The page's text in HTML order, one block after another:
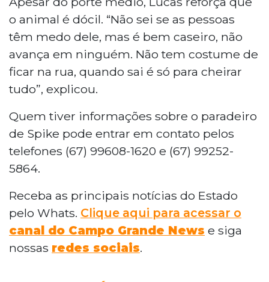
o animal é dócil. “Não sei se as pessoas
têm medo dele, mas é bem caseiro, não
avança em ninguém. Não tem costume de
ficar na rua, quando sai é só para cheirar
tudo”, explicou.
Quem tiver informações sobre o paradeiro
de Spike pode entrar em contato pelos
telefones (67) 99608-1620 e (67) 99252-
5864.
Receba as principais notícias do Estado
pelo Whats. Clique aqui para acessar o
canal do Campo Grande News e siga
nossas redes sociais.